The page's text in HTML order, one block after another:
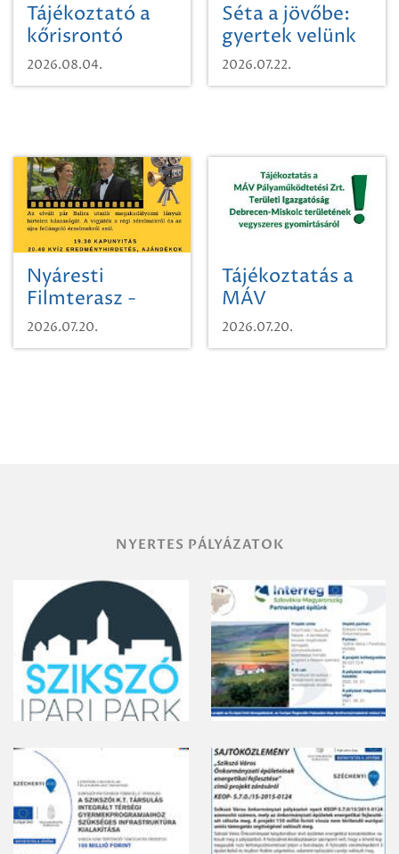
Tájékoztató a
kőrisrontó
karcsúdíszbogárról
2026.08.04.
Séta a jövőbe:
gyertek velünk
egy városi
időutazásra!
2026.07.22.
Nyáresti
Filmterasz -
Beugró a
Paradicsomba
2026.07.20.
Tájékoztatás a
MÁV
Pályaműködtetési
Zrt. Területi
2026.07.20.
NYERTES PÁLYÁZATOK